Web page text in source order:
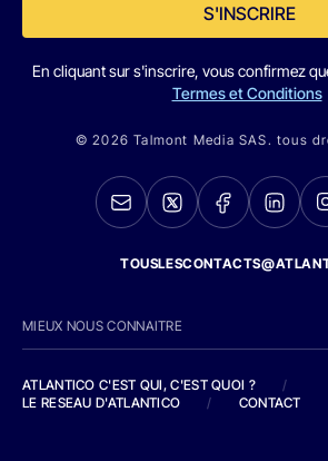
S'INSCRIRE
En cliquant sur s'inscrire, vous confirmez
Termes et Conditions
© 2026 Talmont Media SAS. tous
MIEUX NOUS CONNAITRE
ATLANTICO C'EST QUI, C'EST QUOI ?
/
LE RESEAU D'ATLANTICO
/ CONTACT